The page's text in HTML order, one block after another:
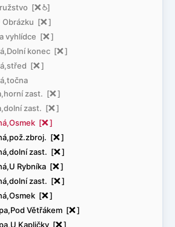
[ë@]
Obrázku [ë]
vyhlídce [ë]
konec [ë]
[ë]
zast. [ë]
zast. [ë]
[ë]
[ë]
zast. [ë]
Rybníka [ë]
zast. [ë]
[ë]
Větřákem [ë]
Kapličky [ ]